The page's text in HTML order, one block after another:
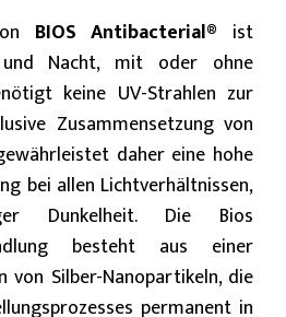
BIOS Antibacterial® ist
Nacht, mit oder ohne
keine UV-Strahlen zur
Zusammensetzung von
daher eine hohe
bei allen Lichtverhältnissen,
Dunkelheit. Die Bios
besteht aus einer
von Silber-Nanopartikeln, die
permanent in